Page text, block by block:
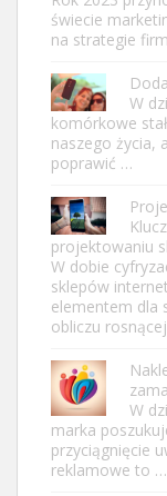
świecie
na strategie
W
komórkowe
naszego życia,
poprawić …
projektowaniu
W dobie
sklepów
elementem dla
obliczu
W
marka
przyciągnięcie
reklamowe to …